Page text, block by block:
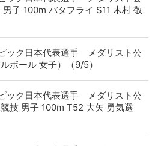
子 100m バタフライ S11 木村 敬
ック日本代表選手 メダリスト公
ボール 女子）（9/5）
ック日本代表選手 メダリスト公
技 男子 100m T52 大矢 勇気選